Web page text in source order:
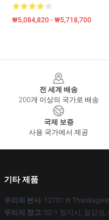
₩5,084,820 - ₩5,718,700
전 세계 배송
200개 이상의 국가로 배송
국제 보증
사용 국가에서 제공
기타 제품
우리의 본사: 12701 N
우리의 창고: 52-1 창지시, 절강성,